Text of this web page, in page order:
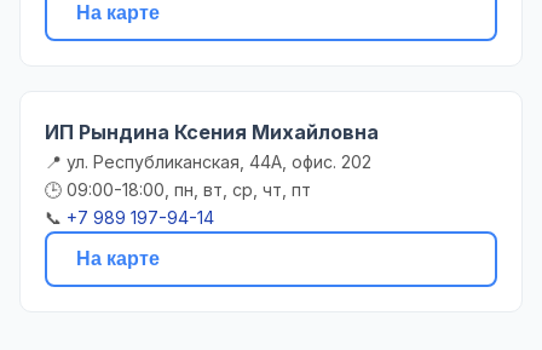
На карте
ИП Рындина Ксения Михайловна
📍 ул. Республиканская, 44А, офис. 202
🕒 09:00-18:00, пн, вт, ср, чт, пт
📞 +7 989 197-94-14
На карте